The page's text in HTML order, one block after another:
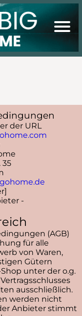
der URL
-
(AGB)
für alle
von Waren,
Gütern
unter der o.g.
ausschließlich.
werden nicht
Anbieter stimmt